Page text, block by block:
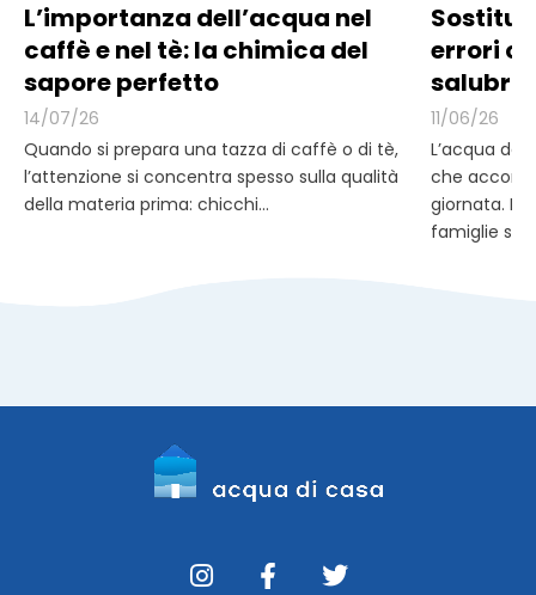
L’importanza dell’acqua nel
caffè e nel tè: la chimica del
sapore perfetto
14/07/26
Quando si prepara una tazza di caffè o di tè,
l’attenzione si concentra spesso sulla qualità
della materia prima: chicchi...
errori
11/06/26
L’acqua
che
giornata.
famiglie